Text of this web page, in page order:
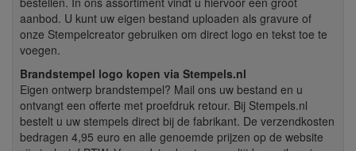
aanbod. U kunt uw eigen bestand uploaden als gravure of
onze Stempelcreator gebruiken om direct logo en tekst toe te
voegen.
Brandstempel logo kopen via Stempels.nl
Eigen ontwerp brandstempel? Mail ons uw bestand en u
ontvangt een offerte met proefdruk retour. Bij Stempels.nl
bestelt u uw stempels direct bij de fabrikant. De verzendkosten
bedragen 4,95 euro en alle genoemde prijzen op de website